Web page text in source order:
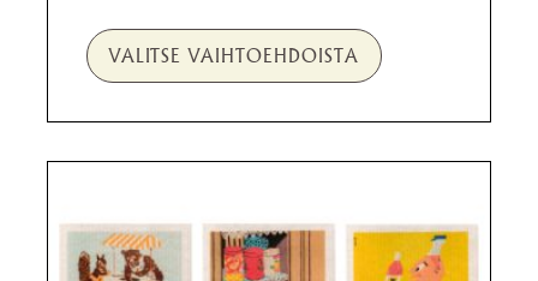
VALITSE VAIHTOEHDOISTA
on
useampi